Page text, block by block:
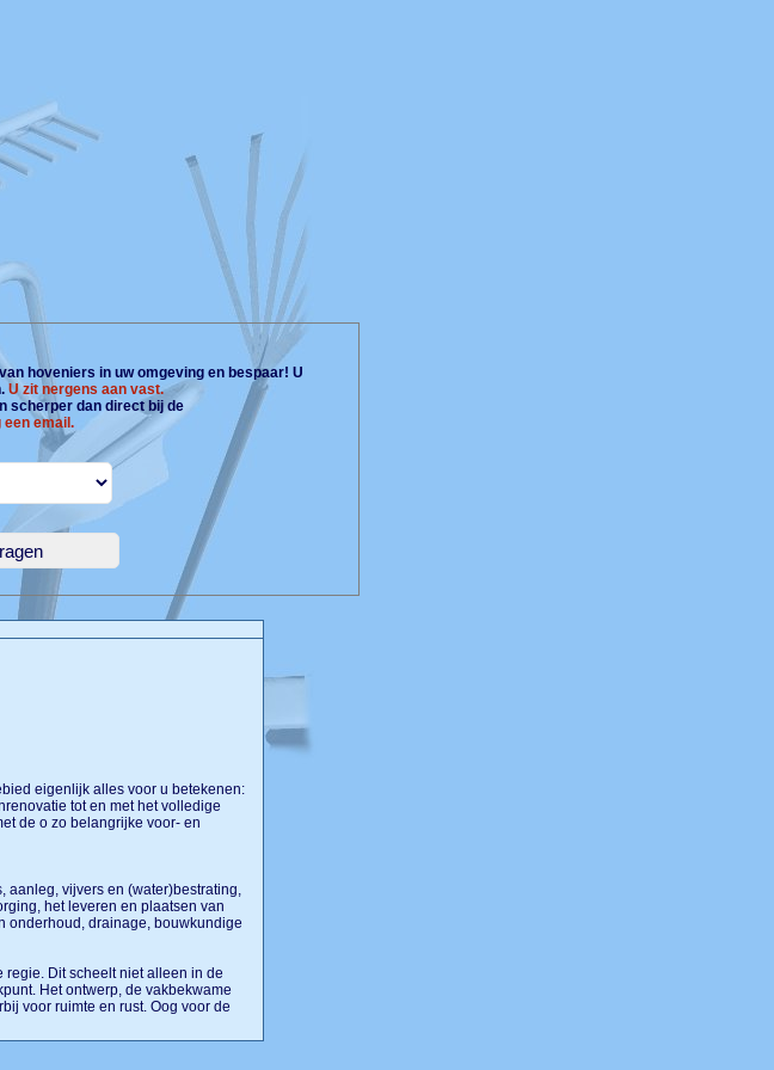
hoveniers in uw omgeving en bespaar! U
U zit nergens aan vast.
scherper dan direct bij de
een email.
eigenlijk alles voor u betekenen:
tot en met het volledige
de o zo belangrijke voor- en
aanleg, vijvers en (water)bestrating,
het leveren en plaatsen van
onderhoud, drainage, bouwkundige
regie. Dit scheelt niet alleen in de
Het ontwerp, de vakbekwame
voor ruimte en rust. Oog voor de